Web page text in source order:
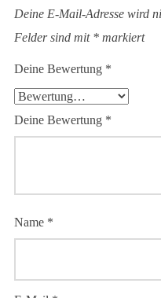
Deine E-Mail-Adresse wird
Felder sind mit *markiert
Deine Bewertung *
Deine Bewertung *
Name *